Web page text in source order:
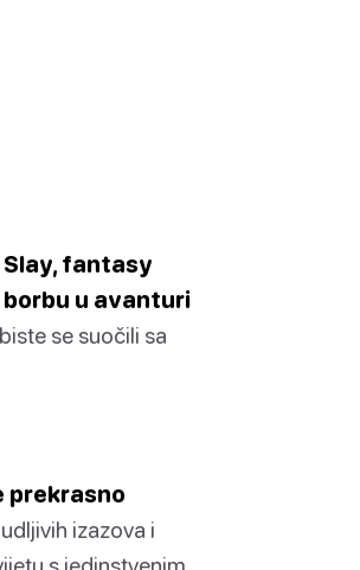
Slay, fantasy
u avanturi
se suočili sa
prekrasno
izazova i
s jedinstvenim